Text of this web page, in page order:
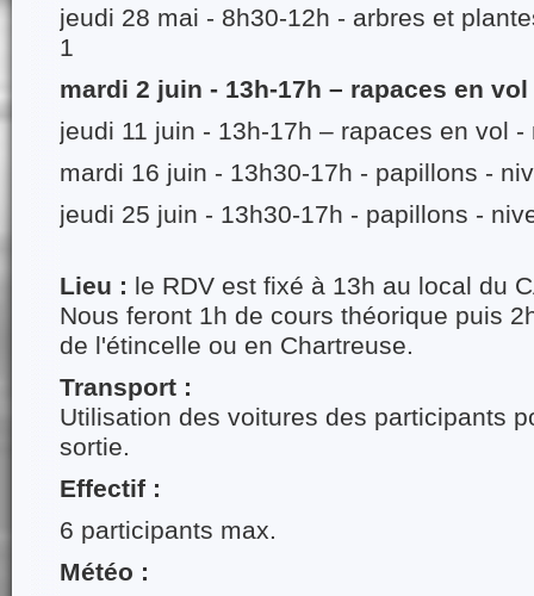
jeudi 28 mai - 8h30-12h - arbres et
1
mardi 2 juin - 13h-17h – rapaces en
jeudi 11 juin - 13h-17h – rapaces en vol -
mardi 16 juin - 13h30-17h - papillons -
jeudi 25 juin - 13h30-17h - papillons -
Lieu : le RDV est fixé à 13h au local du
Nous feront 1h de cours théorique puis
de l'étincelle ou en Chartreuse.
Transport :
Utilisation des voitures des participants
sortie.
Effectif :
6 participants max.
Météo :